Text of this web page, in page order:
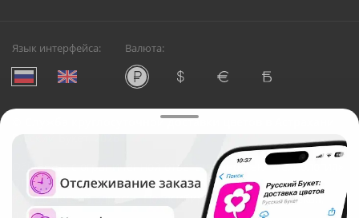
Язык интерфейса: Валюта:
Служба круглосуточной доставки цветов в Астрахани
Русский Букет, 2026
Общество с ограниченной ответственностью «Технология»
ОГРН: 1195476081745, ИНН: 5410081997
Юридический адрес: г. Новосибирск, ул. Ипподромская,
д.42, оф. 3